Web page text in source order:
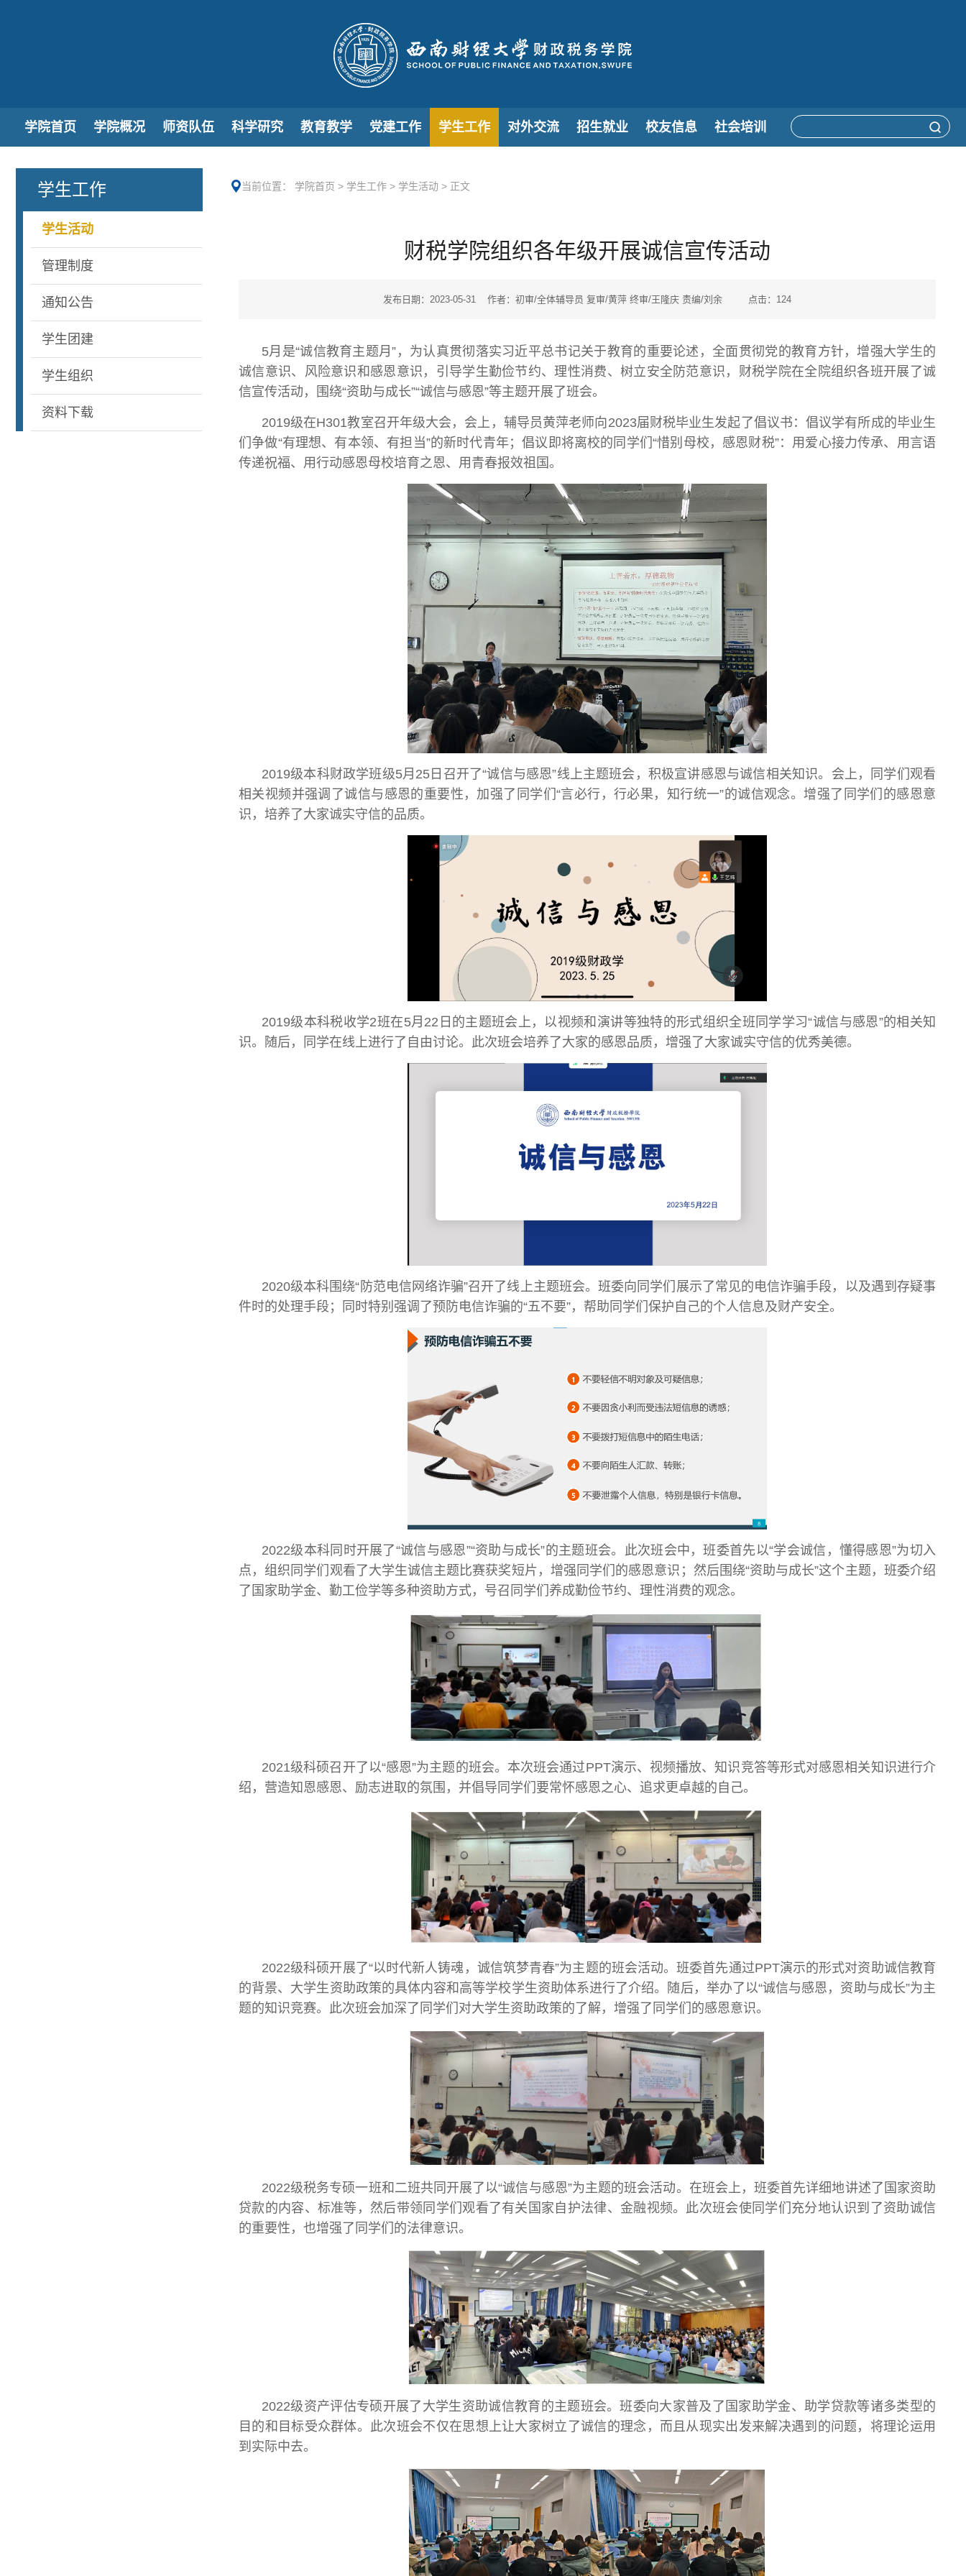
学院首页 学院概况 师资队伍 科学研究 教育教学 党建工作 学生工作 对外交流 招生就业 校友信息 社会培训
学生工作
学生活动
管理制度
通知公告
学生团建
学生组织
资料下载
当前位置： 学院首页 > 学生工作 > 学生活动 > 正文
财税学院组织各年级开展诚信宣传活动
发布日期：2023-05-31 作者：初审/全体辅导员 复审/黄萍 终审/王隆庆 责编/刘余 点击： 124
5月是“诚信教育主题月”，为认真贯彻落实习近平总书记关于教育的重要论述，全面贯彻党的教育方针，增强大学生的
诚信意识、风险意识和感恩意识，引导学生勤俭节约、理性消费、树立安全防范意识，财税学院在全院组织各班开展了诚
信宣传活动，围绕“资助与成长”“诚信与感恩”等主题开展了班会。
2019级在H301教室召开年级大会，会上，辅导员黄萍老师向2023届财税毕业生发起了倡议书：倡议学有所成的毕业生
们争做“有理想、有本领、有担当”的新时代青年；倡议即将离校的同学们“惜别母校，感恩财税”：用爱心接力传承、用言语
传递祝福、用行动感恩母校培育之恩、用青春报效祖国。
2019级本科财政学班级5月25日召开了“诚信与感恩”线上主题班会，积极宣讲感恩与诚信相关知识。会上，同学们观看
相关视频并强调了诚信与感恩的重要性，加强了同学们“言必行，行必果，知行统一”的诚信观念。增强了同学们的感恩意
识，培养了大家诚实守信的品质。
2019级本科税收学2班在5月22日的主题班会上，以视频和演讲等独特的形式组织全班同学学习“诚信与感恩”的相关知
识。随后，同学在线上进行了自由讨论。此次班会培养了大家的感恩品质，增强了大家诚实守信的优秀美德。
2020级本科围绕“防范电信网络诈骗”召开了线上主题班会。班委向同学们展示了常见的电信诈骗手段，以及遇到存疑事
件时的处理手段；同时特别强调了预防电信诈骗的“五不要”，帮助同学们保护自己的个人信息及财产安全。
2022级本科同时开展了“诚信与感恩”“资助与成长”的主题班会。此次班会中，班委首先以“学会诚信，懂得感恩”为切入
点，组织同学们观看了大学生诚信主题比赛获奖短片，增强同学们的感恩意识；然后围绕“资助与成长”这个主题，班委介绍
了国家助学金、勤工俭学等多种资助方式，号召同学们养成勤俭节约、理性消费的观念。
2021级科硕召开了以“感恩”为主题的班会。本次班会通过PPT演示、视频播放、知识竞答等形式对感恩相关知识进行介
绍，营造知恩感恩、励志进取的氛围，并倡导同学们要常怀感恩之心、追求更卓越的自己。
2022级科硕开展了“以时代新人铸魂，诚信筑梦青春”为主题的班会活动。班委首先通过PPT演示的形式对资助诚信教育
的背景、大学生资助政策的具体内容和高等学校学生资助体系进行了介绍。随后，举办了以“诚信与感恩，资助与成长”为主
题的知识竞赛。此次班会加深了同学们对大学生资助政策的了解，增强了同学们的感恩意识。
2022级税务专硕一班和二班共同开展了以“诚信与感恩”为主题的班会活动。在班会上，班委首先详细地讲述了国家资助
贷款的内容、标准等，然后带领同学们观看了有关国家自护法律、金融视频。此次班会使同学们充分地认识到了资助诚信
的重要性，也增强了同学们的法律意识。
2022级资产评估专硕开展了大学生资助诚信教育的主题班会。班委向大家普及了国家助学金、助学贷款等诸多类型的
目的和目标受众群体。此次班会不仅在思想上让大家树立了诚信的理念，而且从现实出发来解决遇到的问题，将理论运用
到实际中去。